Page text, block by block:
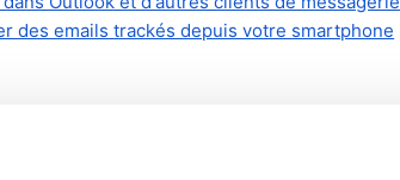
des emails trackés depuis votre smartphone